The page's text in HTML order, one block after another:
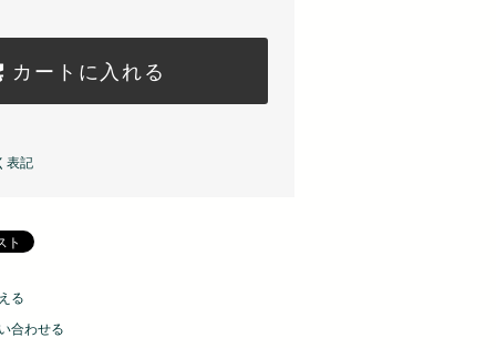
カートに入れる
表記
る
合わせる